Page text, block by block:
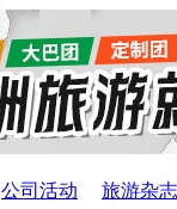
公司活动 旅游杂志